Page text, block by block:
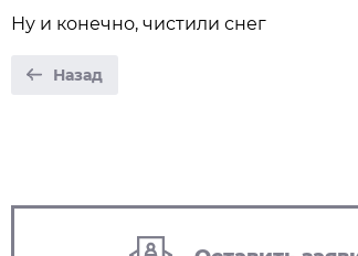
Ну и конечно, чистили снег
Назад